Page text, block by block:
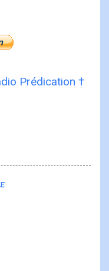
Prédication †